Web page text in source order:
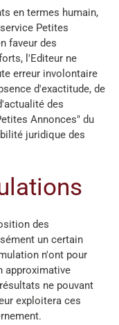
en termes humain,
Petites
faveur des
l'Editeur ne
erreur involontaire
d'exactitude, de
des
Annonces" du
juridique des
des
un certain
n'ont pour
approximative
ne pouvant
exploitera ces